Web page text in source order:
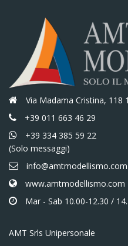
Via Madama Cristina, 118
+39 011 663 46 29
+39 334 385 59 22
(Solo messaggi)
info@amtmodellismo.com
www.amtmodellismo.com
Mar - Sab 10.00-12.30 /
AMT Srls Unipersonale